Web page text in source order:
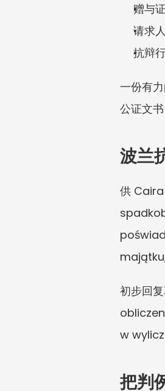
赠与
请求
抗辩
一份有
公证文
波兰
供
初步回
w
把判